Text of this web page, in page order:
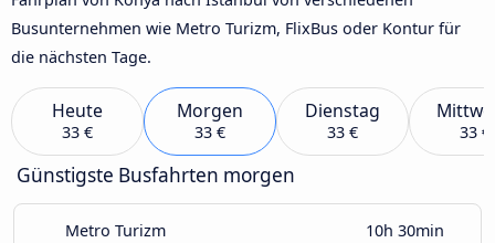
Busunternehmen wie Metro Turizm, FlixBus oder Kontur für
die nächsten Tage.
Heute
33 €
Morgen
33 €
Dienstag
33 € 33 €
Günstigste Busfahrten morgen
Metro Turizm 10h 30min